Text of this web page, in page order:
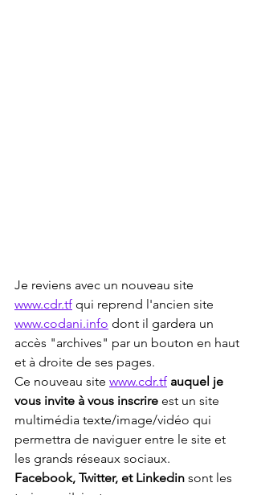
Je reviens avec un nouveau site
www.cdr.tf qui reprend l'ancien site
www.codani.info dont il gardera un
accès "archives" par un bouton en haut
et à droite de ses pages.
Ce nouveau site www.cdr.tf auquel je
vous invite à vous inscrire est un site
multimédia texte/image/vidéo qui
permettra de naviguer entre le site et
les grands réseaux sociaux.
Facebook, Twitter, et Linkedin sont les